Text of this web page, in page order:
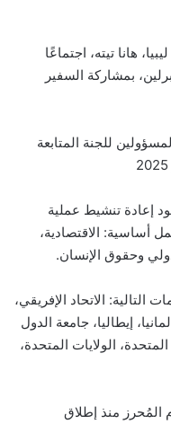
هانا تيته، اجتماعًا
بمشاركة السفير
للجنة المتابعة
إعادة تنشيط عملية
أساسية: الاقتصادية،
وحقوق الإنسان.
الاتحاد الإفريقي،
إيطاليا، جامعة الدول
الولايات المتحدة،
المُحرز منذ إطلاق